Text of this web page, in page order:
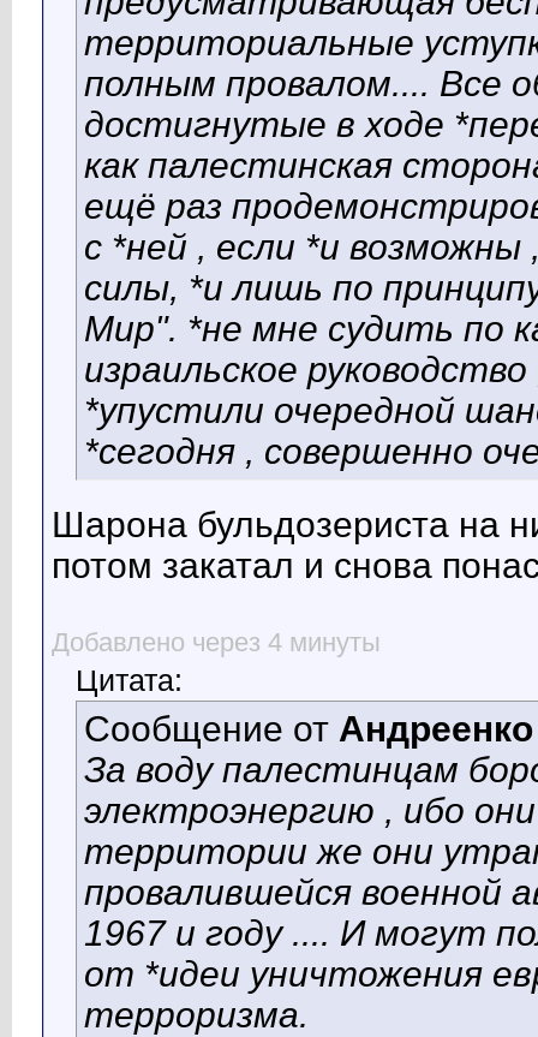
территориальные
полным провалом.... Все
достигнутые в ходе
как палестинская
ещё раз
с *ней , если *и
силы, *и лишь по
Мир". *не мне судить по
израильское
*упустили очередной
*сегодня , совершенно
Шарона бульдозериста на
потом закатал и снова
Добавлено через 4 минуты
Цитата:
Сообщение от Андреенко
За воду палестинцам
электроэнергию , ибо
территории же они
провалившейся военной
1967 и году .... И могут
от *идеи уничтожения
терроризма.